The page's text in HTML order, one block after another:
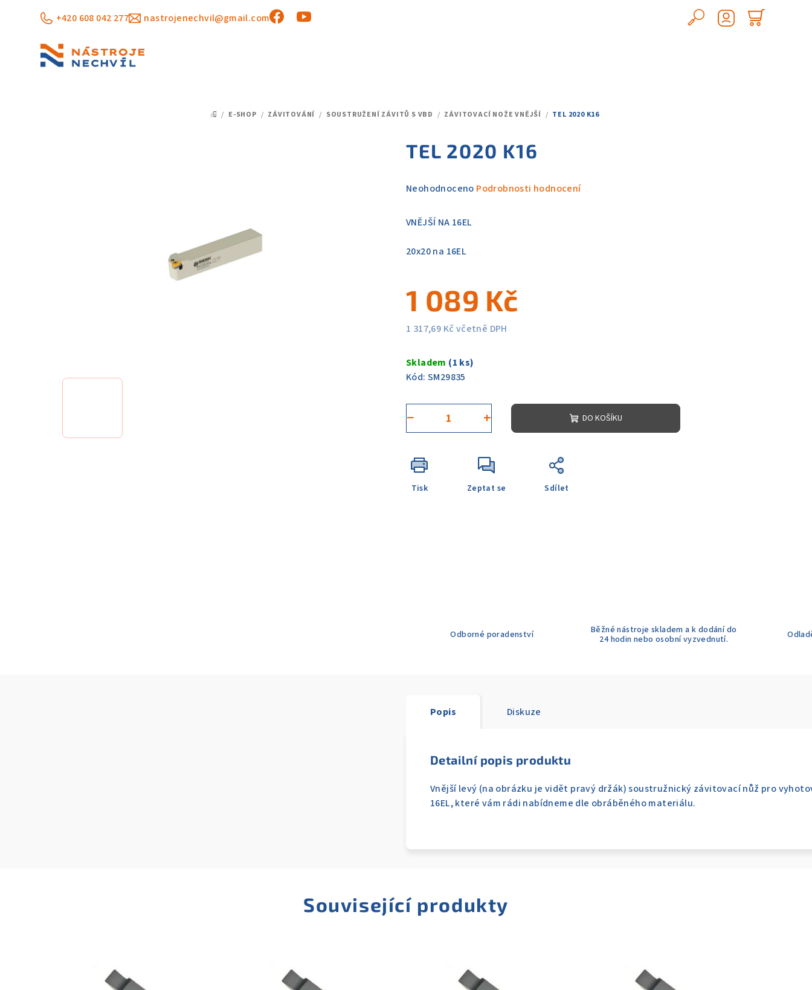
+420 608 042 277 nastrojenechvil@gmail.com
Hledat
DOMŮ
/ E-SHOP / ZÁVITOVÁNÍ / SOUSTRUŽENÍ ZÁVITŮ S VBD / ZÁVITOVACÍ NOŽE VNĚJŠÍ / TEL 2020 K16
TEL 2020 K16
Průměrné
produktu
0,0
hvězdiček.
Neohodnoceno Podrobnosti hodnocení
VNĚJŠÍ NA 16EL
20x20 na 16EL
1 089 Kč
1 317,69 Kč včetně DPH
cena:
Skladem (1 ks)
Kód: SM29835
+
− DO KOŠÍKU
Tisk Zeptat se Sdílet
Odborné poradenství
Běžné nástroje skladem a k dodání do
24 hodin nebo osobní vyzvednutí.
Popis Diskuze
Detailní popis produktu
Vnější levý (na obrázku je vidět pravý držák) soustružnický závitovací nůž pro
16EL, které vám rádi nabídneme dle obráběného materiálu.
Související produkty